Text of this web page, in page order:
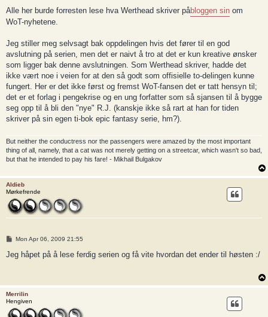
s
Alle her burde forresten lese hva Werthead skriver påbloggen sin om
WoT-nyhetene.
Jeg stiller meg selvsagt bak oppdelingen hvis det fører til en god
avslutning på serien, men det er naivt å tro at det er kun kreative ønsker
som ligger bak denne avslutningen. Som Werthead skriver, hadde det
ikke vært noe i veien for at den så godt som offisielle to-delingen kunne
fungert. Her er det ikke først og fremst WoT-fansen det er tatt hensyn til;
det er et forlag i pengekrise og en ung forfatter som så sjansen til å bygge
seg opp til å bli den "nye" R.J. (kanskje ikke så rart at han for tiden
skriver på sin egen ti-bok epic fantasy serie, hm?).
But neither the conductress nor the passengers were amazed by the most important
thing of all, namely, that a cat was not merely getting on a streetcar, which wasn't so bad,
but that he intended to pay his fare! - Mikhail Bulgakov
Aldieb
Mørkefrende
P
s
Mon Apr 06, 2009 21:55
Jeg håpet på å lese ferdig serien og få vite hvordan det ender til høsten :/
Merrilin
Hengiven